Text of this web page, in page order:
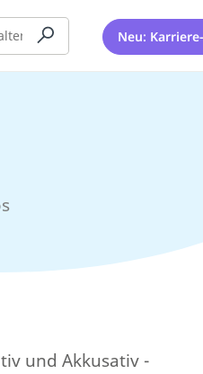
Neu:
und Akkusativ -